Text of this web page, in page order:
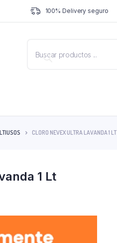
100% Delivery seguro
CLORO NEVEX ULTRA LAVANDA 1 LT
1 Lt